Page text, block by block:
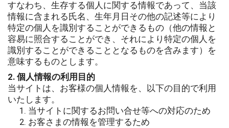
すなわち、生存する個人に関する情報であって、当該
情報に含まれる氏名、生年月日その他の記述等により
特定の個人を識別することができるもの（他の情報と
容易に照合することができ、それにより特定の個人を
識別することができることとなるものを含みます）を
意味するものとします。
2. 個人情報の利用目的
当サイトは、お客様の個人情報を、以下の目的で利用
いたします。
当サイトに関するお問い合せ等への対応のため
お客さまの情報を管理するため